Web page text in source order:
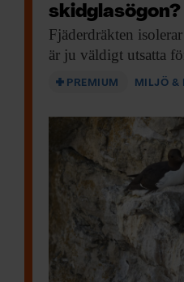
skidglasögon?
Fjäderdräkten
är ju väldigt utsatta
PREMIUM MILJÖ &